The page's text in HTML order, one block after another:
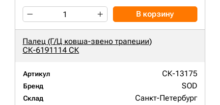
В корзину
Палец (Г/Ц ковша-звено трапеции)
СК-6191114 СК
Артикул СК-13175
Бренд SOD
Склад Санкт-Петербург